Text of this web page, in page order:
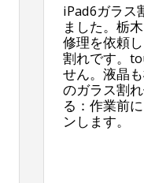
iPad6ガラス
ました。栃
修理を依頼
割れです。
せん。液晶
のガラス割
る：作業前
ンします。